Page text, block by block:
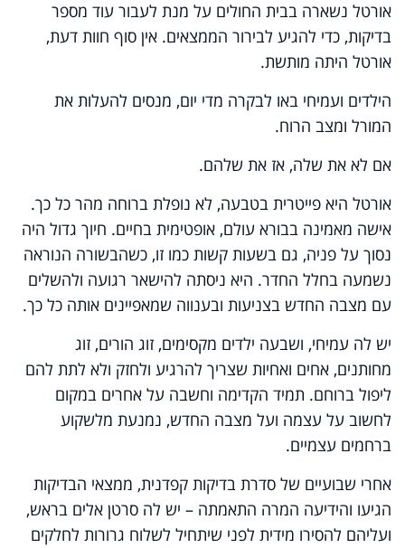
אורטל נשארה בבית החולים על מנת לעבור עוד מספר
בדיקות, כדי להגיע לבירור הממצאים. אין סוף חוות דעת,
אורטל היתה מותשת.
הילדים ועמיחי באו לבקרה מדי יום, מנסים להעלות את
המורל ומצב הרוח.
אם לא את שלה, אז את שלהם.
אורטל היא פייטרית בטבעה, לא נופלת ברוחה מהר כל כך.
אישה מאמינה בבורא עולם, אופטימית בחיים. חיוך גדול היה
נסוך על פניה, גם בשעות קשות כמו זו, כשהבשורה הנוראה
נשמעה בחלל החדר. היא ניסתה להישאר רגועה ולהשלים
עם מצבה החדש בצניעות ובענווה שמאפיינים אותה כל כך.
יש לה עמיחי, ושבעה ילדים מקסימים, זוג הורים, זוג
מחותנים, אחים ואחיות שצריך להרגיע ולחזק ולא לתת להם
ליפול ברוחם. תמיד הקדימה וחשבה על אחרים במקום
לחשוב על עצמה ועל מצבה החדש, נמנעת מלשקוע
ברחמים עצמיים.
אחרי שבועיים של סדרת בדיקות קפדנית, ממצאי הבדיקות
הגיעו והידיעה המרה התאמתה – יש לה סרטן אלים בראש,
ועליהם להסירו מידית לפני שיתחיל לשלוח גרורות לחלקים